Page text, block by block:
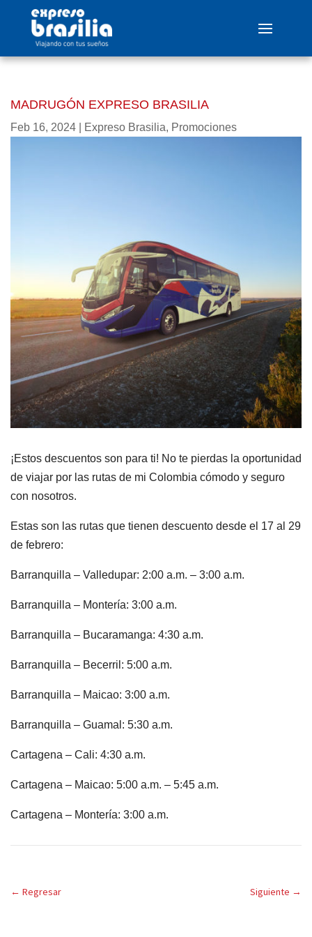
MADRUGÓN EXPRESO BRASILIA
Feb 16, 2024 Expreso Brasilia, Promociones
¡Estos descuentos son para ti! No te pierdas la oportunidad
de viajar por las rutas de mi Colombia cómodo y seguro
con nosotros.
Estas son las rutas que tienen descuento desde el 17 al 29
de febrero:
Barranquilla – Valledupar: 2:00 a.m. – 3:00 a.m.
Barranquilla – Montería: 3:00 a.m.
Barranquilla – Bucaramanga: 4:30 a.m.
Barranquilla – Becerril: 5:00 a.m.
Barranquilla – Maicao: 3:00 a.m.
Barranquilla – Guamal: 5:30 a.m.
Cartagena – Cali: 4:30 a.m.
Cartagena – Maicao: 5:00 a.m. – 5:45 a.m.
Cartagena – Montería: 3:00 a.m.
← Regresar Siguiente →